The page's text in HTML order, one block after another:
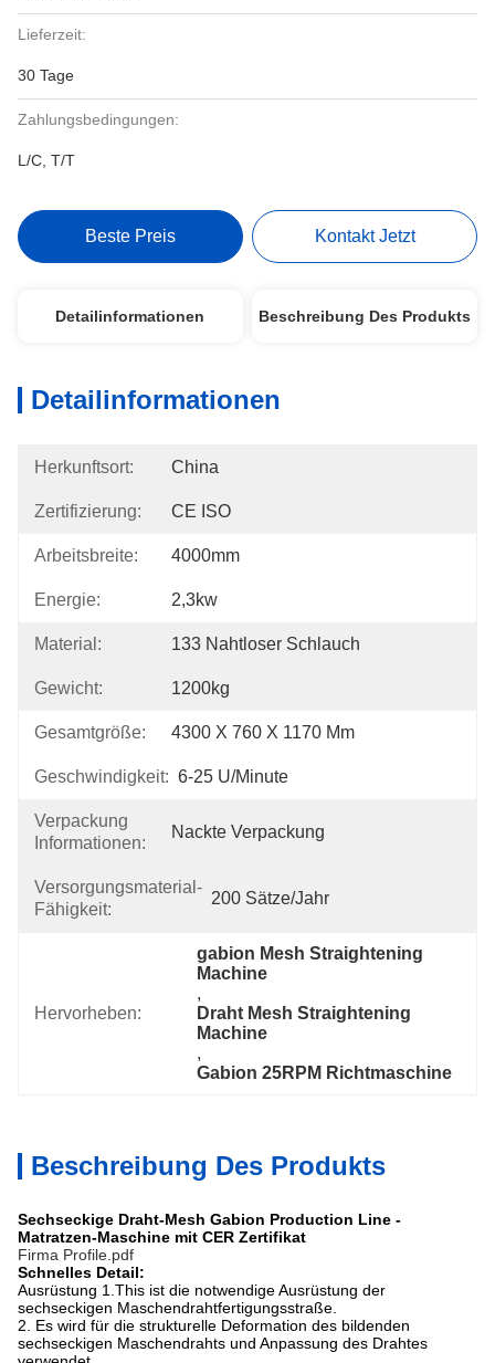
Lieferzeit:
30 Tage
Zahlungsbedingungen:
L/C, T/T
Beste Preis Kontakt Jetzt
Detailinformationen Beschreibung Des Produkts
Detailinformationen
Herkunftsort: China
Zertifizierung: CE ISO
Arbeitsbreite: 4000mm
Energie: 2,3kw
Material: 133 Nahtloser Schlauch
Gewicht: 1200kg
Gesamtgröße: 4300 X 760 X 1170 Mm
Geschwindigkeit: 6-25 U/Minute
Verpackung
Informationen:
Nackte Verpackung
Versorgungsmaterial-
Fähigkeit:
200 Sätze/Jahr
Hervorheben:
gabion Mesh Straightening
Machine
,
Draht Mesh Straightening
Machine
,
Gabion 25RPM Richtmaschine
Beschreibung Des Produkts
Sechseckige Draht-Mesh Gabion Production Line -
Matratzen-Maschine mit CER Zertifikat
Firma Profile.pdf
Schnelles Detail:
Ausrüstung 1.This ist die notwendige Ausrüstung der
sechseckigen Maschendrahtfertigungsstraße.
2. Es wird für die strukturelle Deformation des bildenden
sechseckigen Maschendrahts und Anpassung des Drahtes